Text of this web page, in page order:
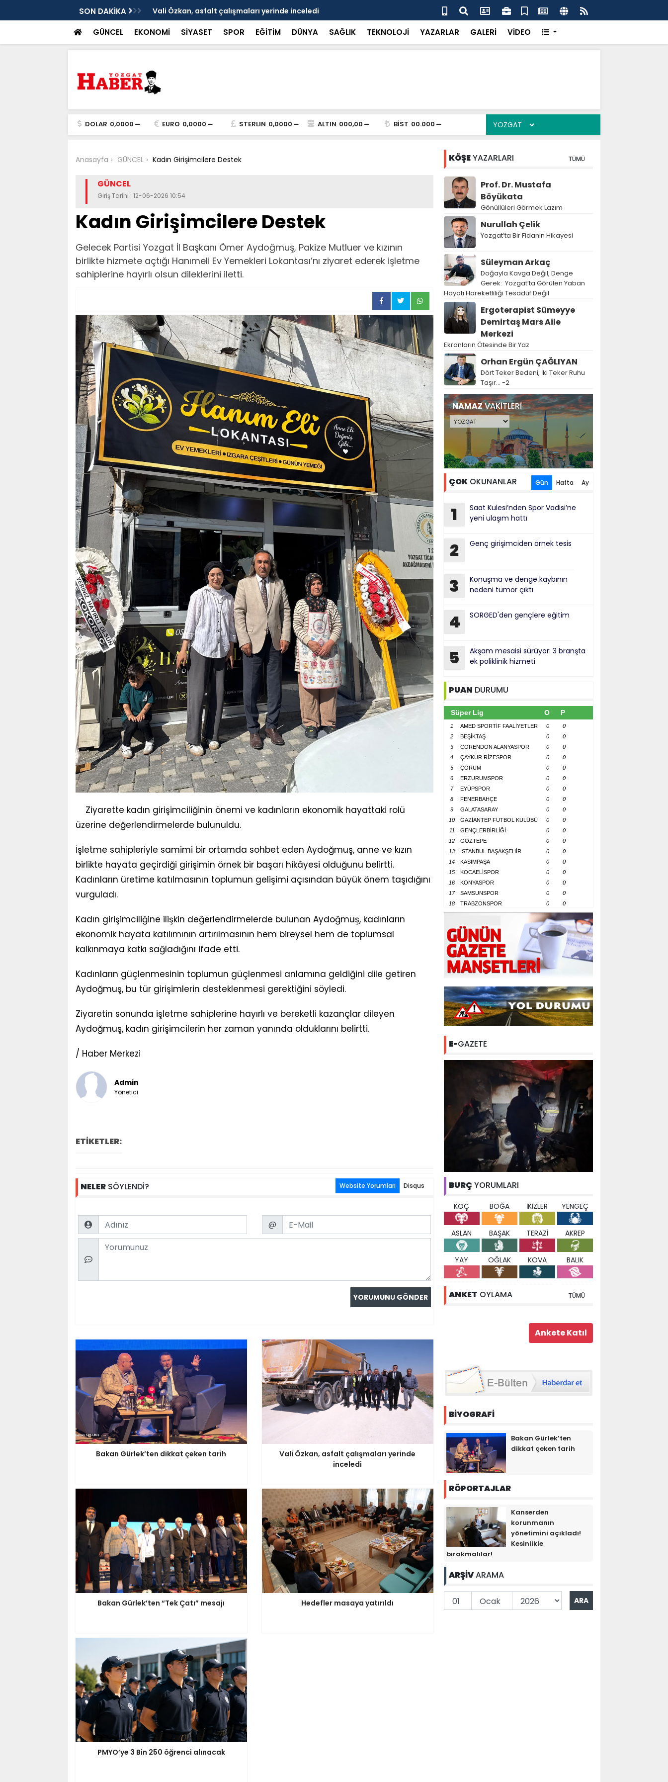
SON DAKİKA Vali Özkan, asfalt çalışmaları yerinde inceledi Bakan Gürlek’ten “Tek Çatı” mesajı
GÜNCEL EKONOMİ SİYASET SPOR EĞİTİM DÜNYA SAĞLIK TEKNOLOJİ YAZARLAR GALERİ VİDEO
DOLAR 0,0000 EURO 0,0000 STERLIN 0,0000 ALTIN 000,00 BİST 00.000
Anasayfa GÜNCEL Kadın Girişimcilere Destek
GÜNCEL
Giriş Tarihi : 12-06-2026 10:54
Kadın Girişimcilere Destek
Gelecek Partisi Yozgat İl Başkanı Ömer Aydoğmuş, Pakize Mutluer ve kızının
birlikte hizmete açtığı Hanımeli Ev Yemekleri Lokantası’nı ziyaret ederek işletme
sahiplerine hayırlı olsun dileklerini iletti.
Ziyarette kadın girişimciliğinin önemi ve kadınların ekonomik hayattaki rolü
üzerine değerlendirmelerde bulunuldu.
İşletme sahipleriyle samimi bir ortamda sohbet eden Aydoğmuş, anne ve kızın
birlikte hayata geçirdiği girişimin örnek bir başarı hikâyesi olduğunu belirtti.
Kadınların üretime katılmasının toplumun gelişimi açısından büyük önem taşıdığını
vurguladı.
Kadın girişimciliğine ilişkin değerlendirmelerde bulunan Aydoğmuş, kadınların
ekonomik hayata katılımının artırılmasının hem bireysel hem de toplumsal
kalkınmaya katkı sağladığını ifade etti.
Kadınların güçlenmesinin toplumun güçlenmesi anlamına geldiğini dile getiren
Aydoğmuş, bu tür girişimlerin desteklenmesi gerektiğini söyledi.
Ziyaretin sonunda işletme sahiplerine hayırlı ve bereketli kazançlar dileyen
Aydoğmuş, kadın girişimcilerin her zaman yanında olduklarını belirtti.
/ Haber Merkezi
Admin
Yönetici
ETİKETLER:
NELERSÖYLENDİ? Website Yorumları Disqus
Name Email
@
Comment
Bakan Gürlek’ten dikkat çeken tarih
Vali Özkan, asfalt çalışmaları yerinde
inceledi
Bakan Gürlek’ten “Tek Çatı” mesajı Hedefler masaya yatırıldı
PMYO’ye 3 Bin 250 öğrenci alınacak
KÖŞEYAZARLARI TÜMÜ
Prof. Dr. Mustafa
Böyükata
Gönüllüleri Görmek Lazım
Nurullah Çelik
Yozgat’ta Bir Fidanın Hikayesi
Süleyman Arkaç
Doğayla Kavga Değil, Denge
Gerek: Yozgat’ta Görülen Yaban
Hayatı Hareketliliği Tesadüf Değil
Ergoterapist Sümeyye
Demirtaş Mars Aile
Merkezi
Ekranların Ötesinde Bir Yaz
Orhan Ergün ÇAĞLIYAN
Dört Teker Bedeni, İki Teker Ruhu
Taşır… -2
NAMAZVAKİTLERİ
ÇOKOKUNANLAR Gün Hafta Ay
1
Saat Kulesi’nden Spor Vadisi’ne
yeni ulaşım hattı
2 Genç girişimciden örnek tesis
3
Konuşma ve denge kaybının
nedeni tümör çıktı
4 SORGED'den gençlere eğitim
5
Akşam mesaisi sürüyor: 3 branşta
ek poliklinik hizmeti
PUAN DURUMU
Süper Lig O P
1 AMED SPORTİF FAALİYETLER 0
0
2
BEŞİKTAŞ 0
0
3
CORENDON ALANYASPOR 0
0
4
ÇAYKUR RİZESPOR 0
0
5
ÇORUM 0
0
6
ERZURUMSPOR 0
0
7
EYÜPSPOR 0
0
8
FENERBAHÇE 0
0
9
GALATASARAY 0
0
10
GAZİANTEP FUTBOL KULÜBÜ 0
0
11
GENÇLERBİRLİĞİ 0
0
12
GÖZTEPE 0
0
13
İSTANBUL BAŞAKŞEHİR 0
0
14
KASIMPAŞA 0
0
15
KOCAELİSPOR 0
0
16
KONYASPOR 0
0
17
SAMSUNSPOR 0
0
18
TRABZONSPOR 0 0
E-GAZETE
BURÇ YORUMLARI
KOÇ BOĞA İKİZLER YENGEÇ
ASLAN BAŞAK TERAZİ AKREP
YAY OĞLAK KOVA BALIK
ANKET OYLAMA TÜMÜ
BİYOGRAFİ
Bakan Gürlek’ten
dikkat çeken tarih
RÖPORTAJLAR
Kanserden
korunmanın
yönetimini açıkladı!
Kesinlikle
bırakmalılar!
ARŞİVARAMA